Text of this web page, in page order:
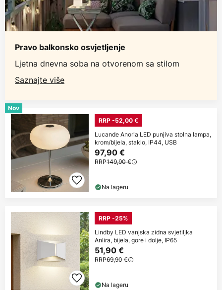
Pravo balkonsko osvjetljenje
Ljetna dnevna soba na otvorenom sa stilom
Saznajte više
Nov
RRP -52,00 €
Lucande Anoria LED punjiva stolna lampa,
krom/bijela, staklo, IP44, USB
97,90 €
RRP149,90 €
Na lageru
RRP -25%
Lindby LED vanjska zidna svjetiljka
Anlira, bijela, gore i dolje, IP65
51,90 €
RRP69,90 €
Na lageru